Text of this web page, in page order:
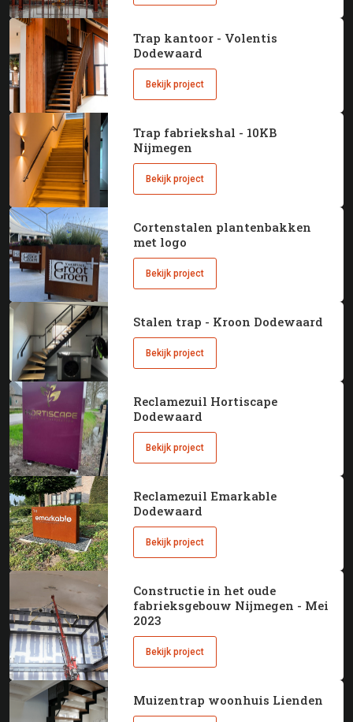
Trap kantoor - Volentis
Dodewaard
Bekijk project
Trap fabriekshal - 10KB
Nijmegen
Bekijk project
Cortenstalen plantenbakken
met logo
Bekijk project
Stalen trap - Kroon Dodewaard
Bekijk project
Reclamezuil Hortiscape
Dodewaard
Bekijk project
Reclamezuil Emarkable
Dodewaard
Bekijk project
Constructie in het oude
fabrieksgebouw Nijmegen - Mei
2023
Bekijk project
Muizentrap woonhuis Lienden